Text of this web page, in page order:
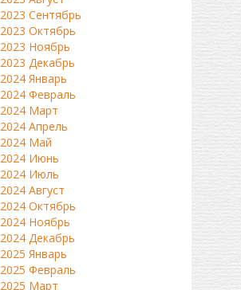
2023 Сентябрь
2023 Октябрь
2023 Ноябрь
2023 Декабрь
2024 Январь
2024 Февраль
2024 Март
2024 Апрель
2024 Май
2024 Июнь
2024 Июль
2024 Август
2024 Октябрь
2024 Ноябрь
2024 Декабрь
2025 Январь
2025 Февраль
2025 Март